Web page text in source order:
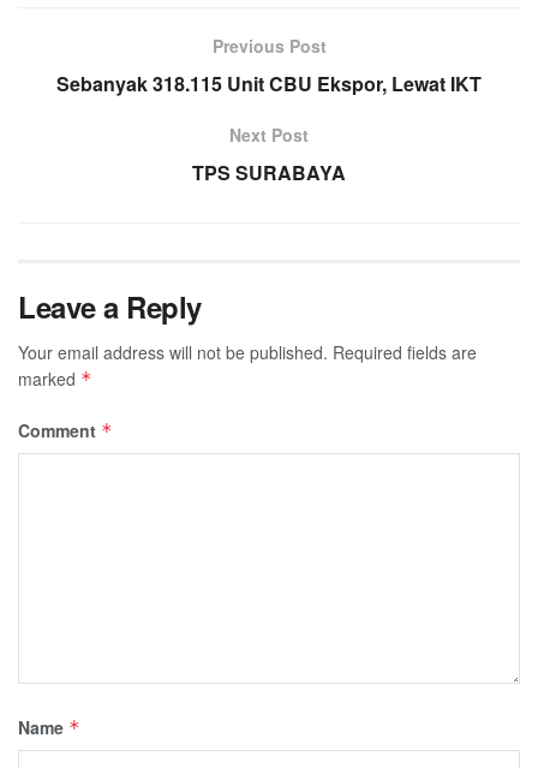
Previous Post
Sebanyak 318.115 Unit CBU Ekspor, Lewat IKT
Next Post
TPS SURABAYA
Leave a Reply
Your email address will not be published. Required fields are
marked *
Comment *
Name *